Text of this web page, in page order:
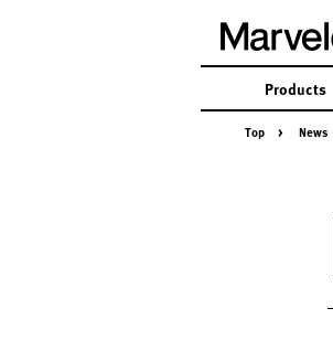
Products
Top > News